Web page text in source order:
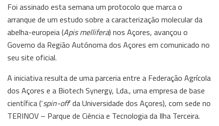
Foi assinado esta semana um protocolo que marca o
arranque de um estudo sobre a caracterização molecular da
abelha-europeia (Apis mellifera) nos Açores, avançou o
Governo da Região Autónoma dos Açores em comunicado no
seu site oficial.
A iniciativa resulta de uma parceria entre a Federação Agrícola
dos Açores e a Biotech Synergy, Lda., uma empresa de base
científica (‘spin-off’ da Universidade dos Açores), com sede no
TERINOV – Parque de Ciência e Tecnologia da Ilha Terceira.